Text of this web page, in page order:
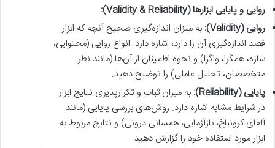
روایی و پایایی ابزارها (Validity & Reliability):
روایی (Validity):
به میزان اندازه‌گیری صحیح آنچه که ابزار
قصد اندازه‌گیری آن را دارد، اشاره دارد. انواع روایی (محتوایی،
سازه، همگرا، واگرا) و نحوه اطمینان از آن‌ها (مانند نظر
متخصصان، تحلیل عاملی) را توضیح دهید.
پایایی (Reliability):
به میزان ثبات و تکرارپذیری نتایج ابزار
در شرایط مشابه اشاره دارد. روش‌های بررسی پایایی (مانند
آلفای کرونباخ، بازآزمایی، همسانی درونی) و نتایج مربوط به
ابزار مورد استفاده خود را گزارش دهید.